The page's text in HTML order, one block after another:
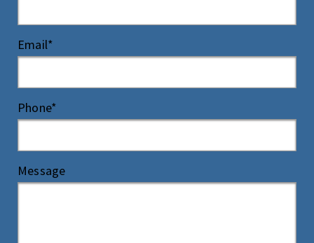
Email*
Phone*
Message